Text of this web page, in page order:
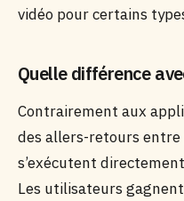
vidéo pour certains
Quelle différence
Contrairement aux
des allers-retours
s’exécutent
Les utilisateurs